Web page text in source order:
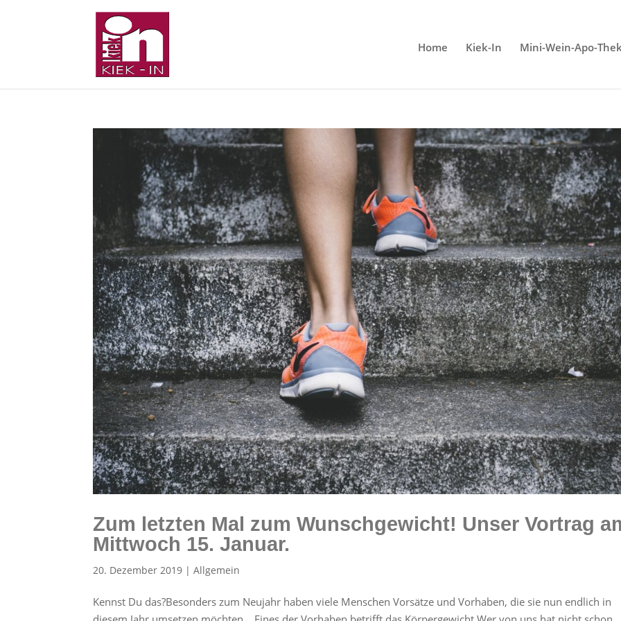
Home Kiek-In Mini-Wein-Apo-
Zum letzten Mal zum Wunschgewicht! Unser Vortrag
Mittwoch 15. Januar.
20. Dezember 2019 |Allgemein
Kennst Du das?Besonders zum Neujahr haben viele Menschen Vorsätze und Vorhaben, die sie nun endlich in